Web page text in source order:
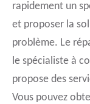
rapidement un
et proposer la
problème. Le
le spécialiste à
propose des
Vous pouvez